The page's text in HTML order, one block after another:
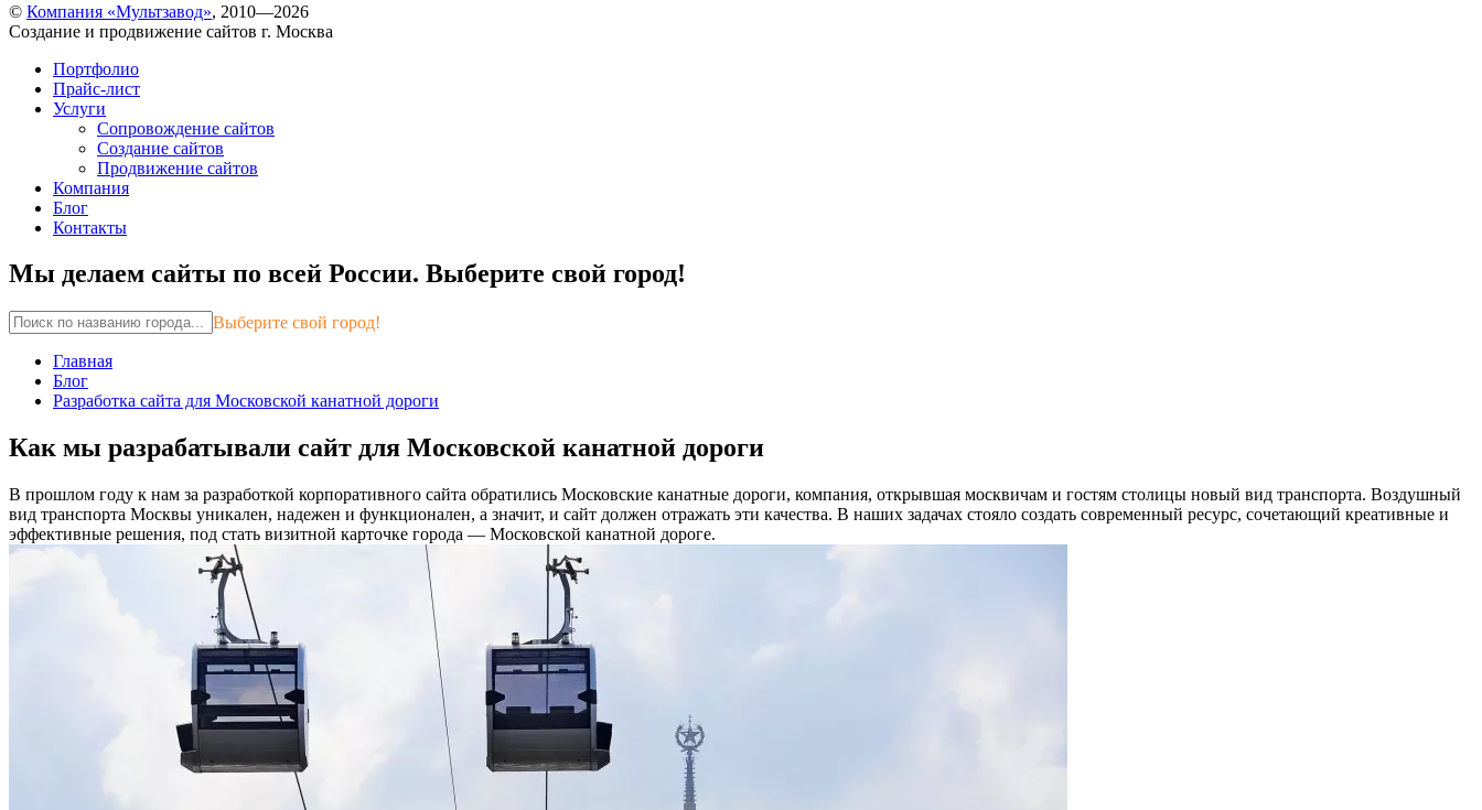
© Компания «Мультзавод», 2010—2026
Создание и продвижение сайтов г. Москва
Портфолио
Прайс-лист
Услуги
Сопровождение сайтов
Создание сайтов
Продвижение сайтов
Компания
Блог
Контакты
Мы делаем сайты по всей России. Выберите свой город!
Выберите свой город!
Главная
Блог
Разработка сайта для Московской канатной дороги
Как мы разрабатывали сайт для Московской канатной дороги
В прошлом году к нам за разработкой корпоративного сайта обратились Московские канатные дороги, компания, открывшая москвичам и гостям столицы новый вид транспорта. Воздушный
вид транспорта Москвы уникален, надежен и функционален, а значит, и сайт должен отражать эти качества. В наших задачах стояло создать современный ресурс, сочетающий креативные и
эффективные решения, под стать визитной карточке города — Московской канатной дороге.